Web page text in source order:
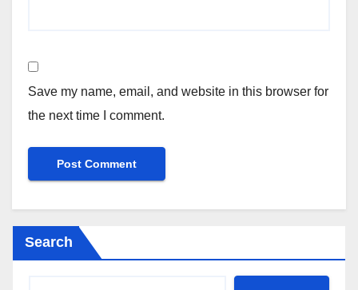
Save my name, email, and website in this browser for
the next time I comment.
Search